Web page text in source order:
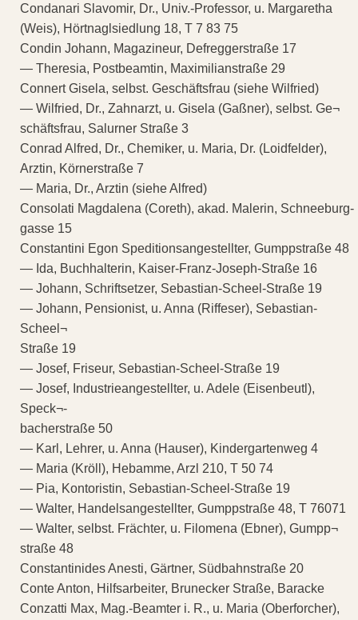
Condanari Slavomir, Dr., Univ.-Professor, u. Margaretha
(Weis), Hörtnaglsiedlung 18, T 7 83 75
Condin Johann, Magazineur, Defreggerstraße 17
— Theresia, Postbeamtin, Maximilianstraße 29
Connert Gisela, selbst. Geschäftsfrau (siehe Wilfried)
— Wilfried, Dr., Zahnarzt, u. Gisela (Gaßner), selbst. Ge¬
schäftsfrau, Salurner Straße 3
Conrad Alfred, Dr., Chemiker, u. Maria, Dr. (Loidfelder),
Arztin, Körnerstraße 7
— Maria, Dr., Arztin (siehe Alfred)
Consolati Magdalena (Coreth), akad. Malerin, Schneeburg-
gasse 15
Constantini Egon Speditionsangestellter, Gumppstraße 48
— Ida, Buchhalterin, Kaiser-Franz-Joseph-Straße 16
— Johann, Schriftsetzer, Sebastian-Scheel-Straße 19
— Johann, Pensionist, u. Anna (Riffeser), Sebastian-
Scheel¬
Straße 19
— Josef, Friseur, Sebastian-Scheel-Straße 19
— Josef, Industrieangestellter, u. Adele (Eisenbeutl),
Speck¬-
bacherstraße 50
— Karl, Lehrer, u. Anna (Hauser), Kindergartenweg 4
— Maria (Kröll), Hebamme, Arzl 210, T 50 74
— Pia, Kontoristin, Sebastian-Scheel-Straße 19
— Walter, Handelsangestellter, Gumppstraße 48, T 76071
— Walter, selbst. Frächter, u. Filomena (Ebner), Gumpp¬
straße 48
Constantinides Anesti, Gärtner, Südbahnstraße 20
Conte Anton, Hilfsarbeiter, Brunecker Straße, Baracke
Conzatti Max, Mag.-Beamter i. R., u. Maria (Oberforcher),